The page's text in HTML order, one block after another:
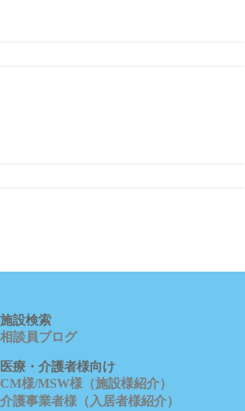
施設検索
相談員ブログ
医療・介護者様向け
CM様/MSW様（施設様紹介）
介護事業者様（入居者様紹介）